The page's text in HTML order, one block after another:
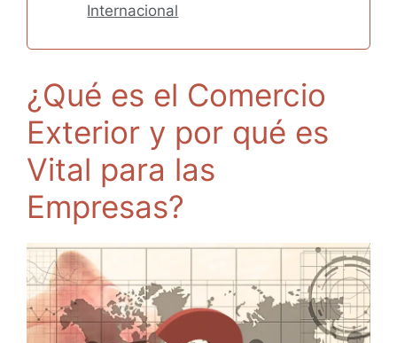
Internacional
¿Qué es el Comercio
Exterior y por qué es
Vital para las
Empresas?